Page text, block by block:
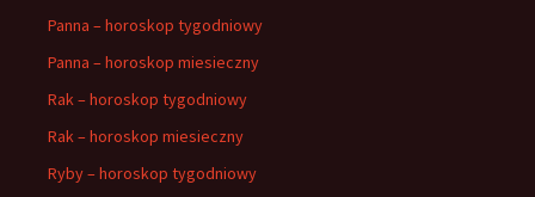
Panna – horoskop tygodniowy
Panna – horoskop miesieczny
Rak – horoskop tygodniowy
Rak – horoskop miesieczny
Ryby – horoskop tygodniowy